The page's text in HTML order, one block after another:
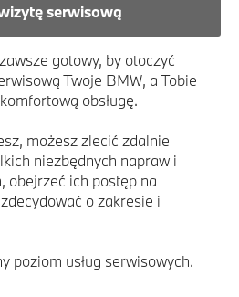
serwisową
gotowy, by otoczyć
Twoje BMW, a Tobie
obsługę.
możesz zlecić zdalnie
niezbędnych napraw i
obejrzeć ich postęp na
o zakresie i
poziom usług serwisowych.